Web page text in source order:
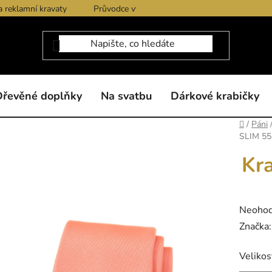
reklamní kravaty Průvodce výběrem produktů
doplňky Na svatbu Dárkové krabičky
Domů
/ Páni /
SLIM
je
Značka: